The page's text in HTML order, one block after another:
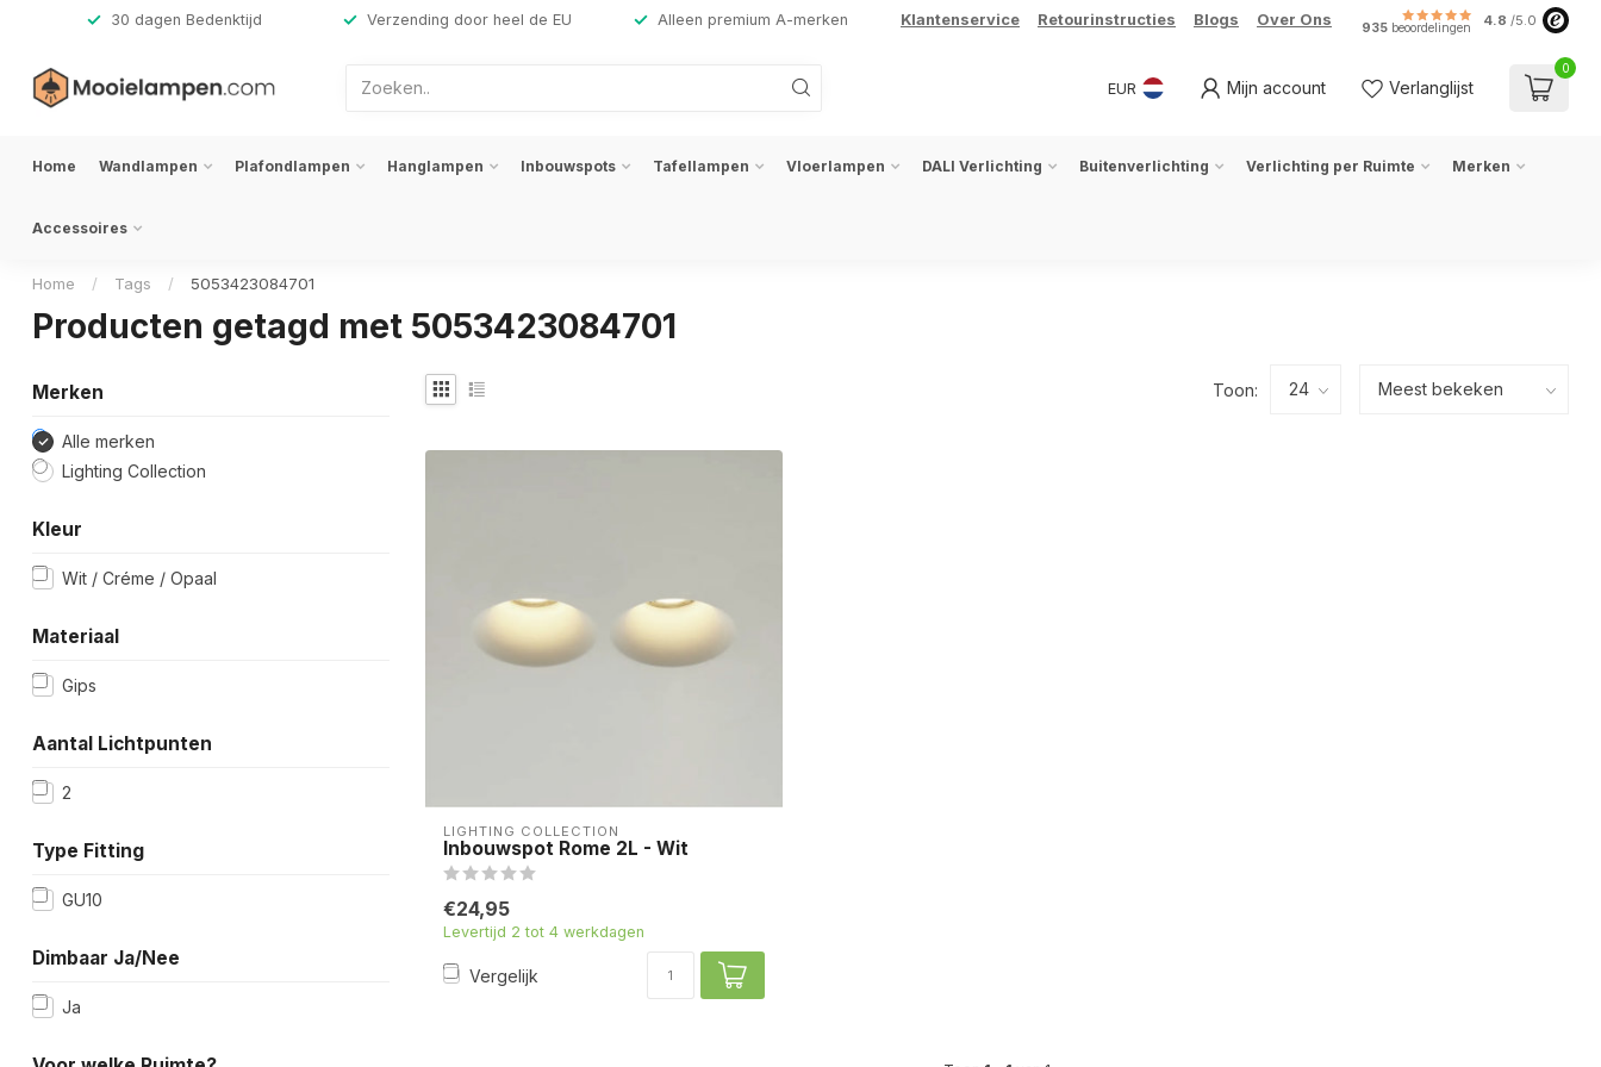
30 dagen Bedenktijd Verzending door heel de EU Alleen premium A-merken Klantenservice Retourinstructies Blogs Over Ons 935 beoordelingen 4.8 /5.0
EUR Mijn account Verlanglijst
0
Home Wandlampen Plafondlampen Hanglampen Inbouwspots Tafellampen Vloerlampen DALI Verlichting Buitenverlichting Verlichting per Ruimte Merken
Accessoires
Home / Tags / 5053423084701
Producten getagd met 5053423084701
Merken
Alle merken
Lighting Collection
Kleur
Wit / Créme / Opaal
Materiaal
Gips
Aantal Lichtpunten
2
Type Fitting
GU10
Dimbaar Ja/Nee
Ja
Toon:
LIGHTING COLLECTION
Inbouwspot Rome 2L - Wit
€24,95
Levertijd 2 tot 4 werkdagen
Vergelijk